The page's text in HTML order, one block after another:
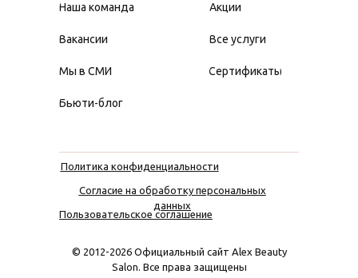
Наша команда
Бьюти-блог
Мы в СМИ
Вакансии
Сертификаты
Все услуги
Акции
Политика конфиденциальности
Пользовательское соглашение
Согласие на обработку персональных
данных
© 2012-2026 Официальный сайт Alex Beauty
Salon. Все права защищены